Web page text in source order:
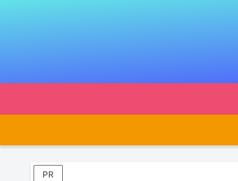
PR